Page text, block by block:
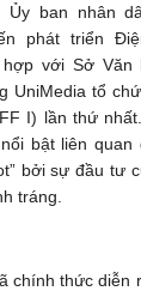
Ủy ban nhân
phát triển
với Sở Văn
UniMedia tổ
I) lần thứ
bật liên quan
bởi sự đầu tư
tráng.
chính thức diễn